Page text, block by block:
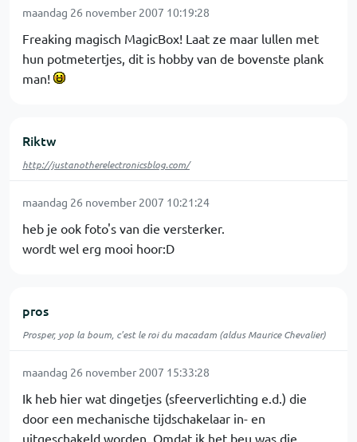
maandag 26 november 2007 10:19:28
Freaking magisch MagicBox! Laat ze maar lullen met
hun potmetertjes, dit is hobby van de bovenste plank
man!
Riktw
http://justanotherelectronicsblog.com/
maandag 26 november 2007 10:21:24
heb je ook foto's van die versterker.
wordt wel erg mooi hoor:D
pros
Prosper, yop la boum, c'est le roi du macadam (aldus Maurice Chevalier)
maandag 26 november 2007 15:33:28
Ik heb hier wat dingetjes (sfeerverlichting e.d.) die
door een mechanische tijdschakelaar in- en
uitgeschakeld worden. Omdat ik het beu was die